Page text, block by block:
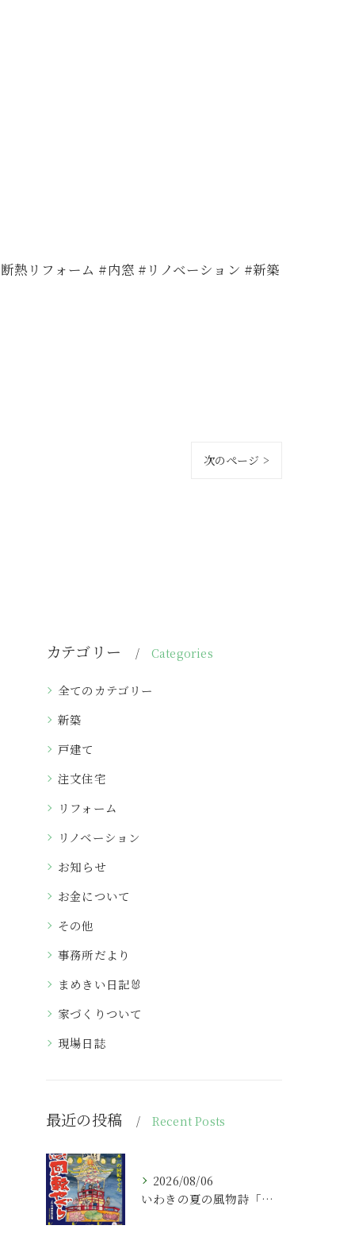
熱リフォーム #内窓 #リノベーション #新築
次のページ >
カテゴリー Categories
全てのカテゴリー
新築
戸建て
注文住宅
リフォーム
リノベーション
お知らせ
お金について
その他
事務所だより
まめきい日記🐰
家づくりついて
現場日誌
最近の投稿 Recent Posts
2026/08/06
いわきの夏の風物詩「いわき回転やぐら」